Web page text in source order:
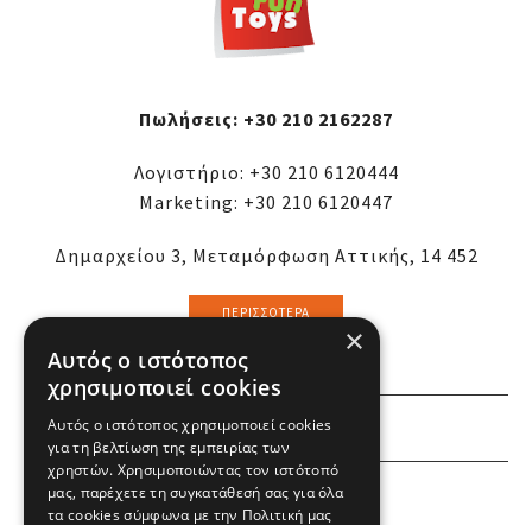
Πωλήσεις: +30 210 2162287
Λογιστήριο: +30 210 6120444
Marketing: +30 210 6120447
Δημαρχείου 3, Μεταμόρφωση Αττικής, 14 452
ΠΕΡΙΣΣΌΤΕΡΑ
ΕΜΕΙΣ
ΕΣΕΙΣ
×
Αυτός ο ιστότοπος
χρησιμοποιεί cookies
Αυτός ο ιστότοπος χρησιμοποιεί cookies
για τη βελτίωση της εμπειρίας των
χρηστών. Χρησιμοποιώντας τον ιστότοπό
μας, παρέχετε τη συγκατάθεσή σας για όλα
τα cookies σύμφωνα με την Πολιτική μας